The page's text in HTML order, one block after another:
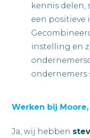
kennis delen,
een positieve
instelling en
ondernemers
Werken bij Moore,
Ja, wij hebben